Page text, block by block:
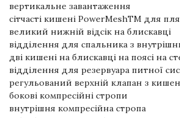
вертикальне завантаження
сітчасті кишені PowerMeshТМ для
великий нижній відсік на блискавці
відділення для спальника з
дві кишені на блискавці на поясі на
відділення для резервуара питної
регульований верхній клапан з
бокові компресійні стропи
внутрішня компресійна стропа